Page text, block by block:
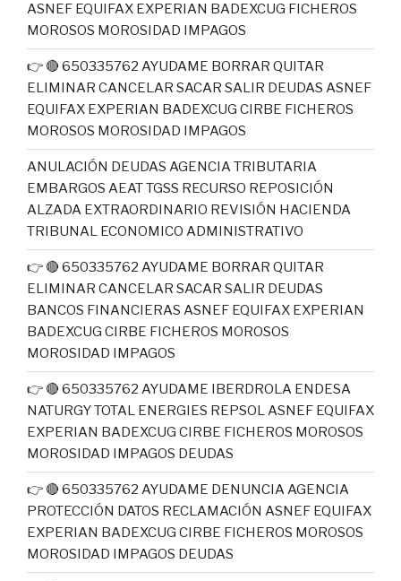
ASNEF EQUIFAX EXPERIAN BADEXCUG FICHEROS
MOROSOS MOROSIDAD IMPAGOS
👉 🔴 650335762 AYUDAME BORRAR QUITAR
ELIMINAR CANCELAR SACAR SALIR DEUDAS ASNEF
EQUIFAX EXPERIAN BADEXCUG CIRBE FICHEROS
MOROSOS MOROSIDAD IMPAGOS
ANULACIÓN DEUDAS AGENCIA TRIBUTARIA
EMBARGOS AEAT TGSS RECURSO REPOSICIÓN
ALZADA EXTRAORDINARIO REVISIÓN HACIENDA
TRIBUNAL ECONOMICO ADMINISTRATIVO
👉 🔴 650335762 AYUDAME BORRAR QUITAR
ELIMINAR CANCELAR SACAR SALIR DEUDAS
BANCOS FINANCIERAS ASNEF EQUIFAX EXPERIAN
BADEXCUG CIRBE FICHEROS MOROSOS
MOROSIDAD IMPAGOS
👉 🔴 650335762 AYUDAME IBERDROLA ENDESA
NATURGY TOTAL ENERGIES REPSOL ASNEF EQUIFAX
EXPERIAN BADEXCUG CIRBE FICHEROS MOROSOS
MOROSIDAD IMPAGOS DEUDAS
👉 🔴 650335762 AYUDAME DENUNCIA AGENCIA
PROTECCIÓN DATOS RECLAMACIÓN ASNEF EQUIFAX
EXPERIAN BADEXCUG CIRBE FICHEROS MOROSOS
MOROSIDAD IMPAGOS DEUDAS